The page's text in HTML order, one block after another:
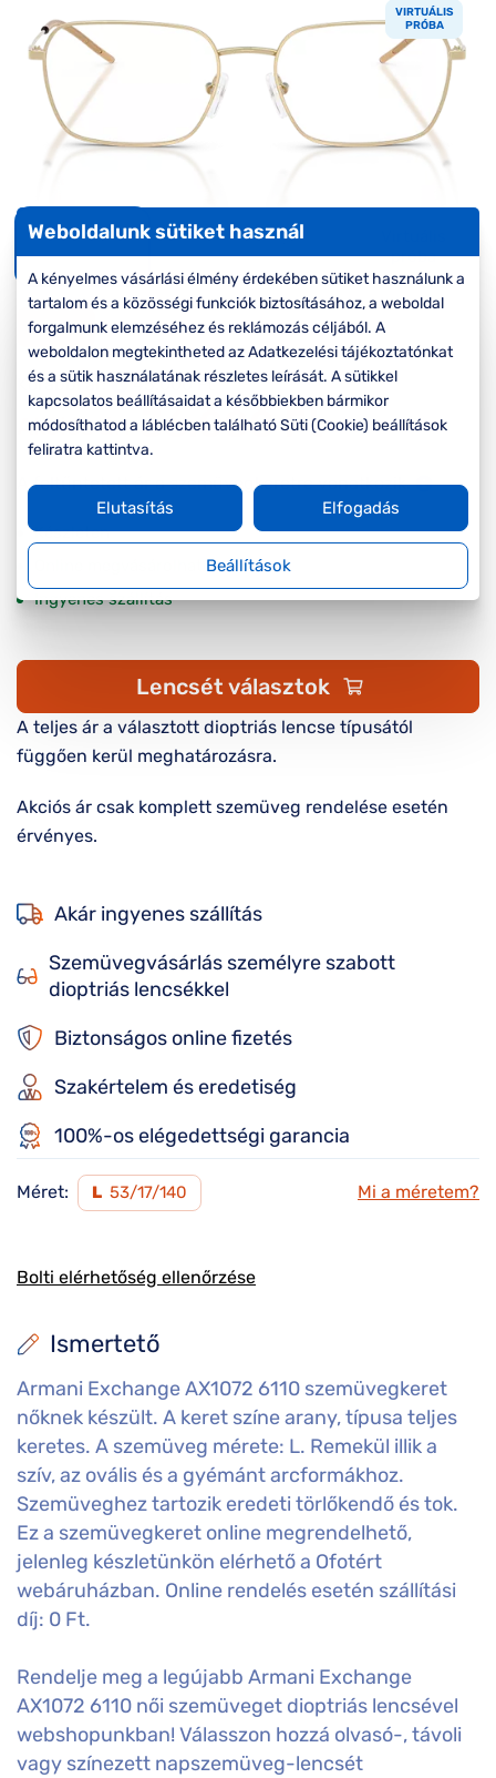
minden
szemüvegekre
Seen Belépőár
Ismertető
Armani Exchange AX1072 6110 szemüvegkeret
nőknek készült. A keret színe arany, típusa teljes
keretes. A szemüveg mérete: L. Remekül illik a
szív, az ovális és a gyémánt arcformákhoz.
Szemüveghez tartozik eredeti törlőkendő és tok.
Ez a szemüvegkeret online megrendelhető,
jelenleg készletünkön elérhető a Ofotért
webáruházban. Online rendelés esetén szállítási
díj: 0 Ft.
Rendelje meg a legújabb Armani Exchange
AX1072 6110 női szemüveget dioptriás lencsével
webshopunkban! Válasszon hozzá olvasó-, távoli
vagy színezett napszemüveg-lencsét
VIRTUÁLIS
PRÓBA
próba
-20%
Korábbi ár: 45.000 Ft
Akciós ár: 36.000 Ft
A feltűntetett ár a szemüvegkeretre vonatkozik.
Készleten
Online megvásárolható
Ingyenes szállítás
Lencsét választok
A teljes ár a választott dioptriás lencse típusától
függően kerül meghatározásra.
Akciós ár csak komplett szemüveg rendelése esetén
érvényes.
Akár ingyenes szállítás
Szemüvegvásárlás személyre szabott
dioptriás lencsékkel
Biztonságos online fizetés
Szakértelem és eredetiség
100%-os elégedettségi garancia
Méret: L 53/17/140 Mi a méretem?
Bolti elérhetőség ellenőrzése
Weboldalunk sütiket használ
A kényelmes vásárlási élmény érdekében sütiket használunk a
tartalom és a közösségi funkciók biztosításához, a weboldal
forgalmunk elemzéséhez és reklámozás céljából. A
weboldalon megtekintheted az Adatkezelési tájékoztatónkat
és a sütik használatának részletes leírását. A sütikkel
kapcsolatos beállításaidat a későbbiekben bármikor
módosíthatod a láblécben található Süti (Cookie) beállítások
feliratra kattintva.
Beállítások
Elutasítás Elfogadás